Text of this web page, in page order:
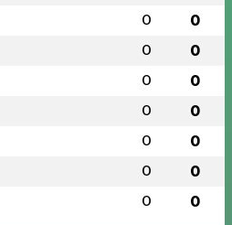
0 0
0 0
0 0
0 0
0 0
0 0
0 0